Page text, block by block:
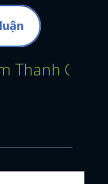
Thanh Của